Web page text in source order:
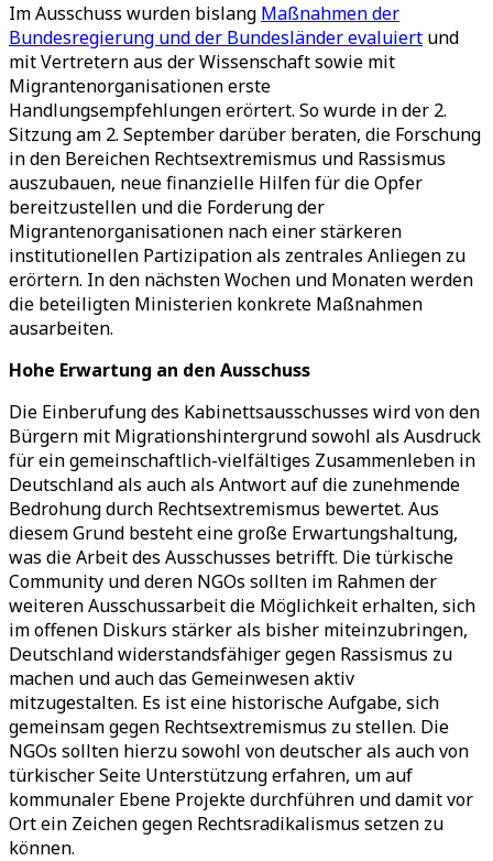
Im Ausschuss wurden bislang Maßnahmen der
Bundesregierung und der Bundesländer evaluiert und
mit Vertretern aus der Wissenschaft sowie mit
Migrantenorganisationen erste
Handlungsempfehlungen erörtert. So wurde in der 2.
Sitzung am 2. September darüber beraten, die Forschung
in den Bereichen Rechtsextremismus und Rassismus
auszubauen, neue finanzielle Hilfen für die Opfer
bereitzustellen und die Forderung der
Migrantenorganisationen nach einer stärkeren
institutionellen Partizipation als zentrales Anliegen zu
erörtern. In den nächsten Wochen und Monaten werden
die beteiligten Ministerien konkrete Maßnahmen
ausarbeiten.
Hohe Erwartung an den Ausschuss
Die Einberufung des Kabinettsausschusses wird von den
Bürgern mit Migrationshintergrund sowohl als Ausdruck
für ein gemeinschaftlich-vielfältiges Zusammenleben in
Deutschland als auch als Antwort auf die zunehmende
Bedrohung durch Rechtsextremismus bewertet. Aus
diesem Grund besteht eine große Erwartungshaltung,
was die Arbeit des Ausschusses betrifft. Die türkische
Community und deren NGOs sollten im Rahmen der
weiteren Ausschussarbeit die Möglichkeit erhalten, sich
im offenen Diskurs stärker als bisher miteinzubringen,
Deutschland widerstandsfähiger gegen Rassismus zu
machen und auch das Gemeinwesen aktiv
mitzugestalten. Es ist eine historische Aufgabe, sich
gemeinsam gegen Rechtsextremismus zu stellen. Die
NGOs sollten hierzu sowohl von deutscher als auch von
türkischer Seite Unterstützung erfahren, um auf
kommunaler Ebene Projekte durchführen und damit vor
Ort ein Zeichen gegen Rechtsradikalismus setzen zu
können.